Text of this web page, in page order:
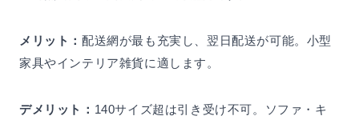
メリット： 配送網が最も充実し、翌日配送が可能。小型
家具やインテリア雑貨に適します。
デメリット： 140サイズ超は引き受け不可。ソファ・キ